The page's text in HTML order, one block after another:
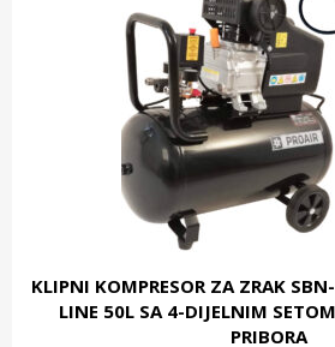
KLIPNI KOMPRESOR ZA ZRAK
LINE 50L SA 4-DIJELNIM
PRIBORA